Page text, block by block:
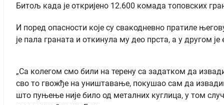
Битољ када је откријено 12.600 комада топовских
И поред опасности које су свакодневно пратиле
је пала граната и откинула му део прста, а у другом
„Са колегом смо били на терену са задатком да
сво то гвожђе на уништавање, покушао сам да
што пуњење није било од металних куглица, у том